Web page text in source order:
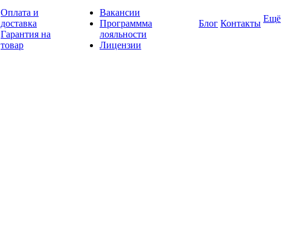
Оплата и
доставка
Гарантия на
товар
Вакансии
Программма
лояльности
Лицензии
Блог Контакты Ещё